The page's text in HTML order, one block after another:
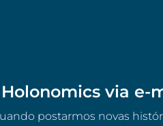
via e-
postarmos novas